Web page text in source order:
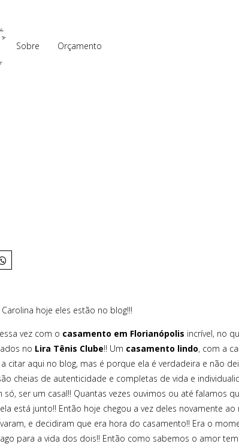
Sobre Orçamento
hoje eles estão no blog!!!
vez com o casamento em Florianópolis incrível, no
no Lira Tênis Clube!! Um casamento lindo, com a
citar aqui no blog, mas é porque ela é verdadeira e não
cheias de autenticidade e completas de vida e
ser um casal!! Quantas vezes ouvimos ou até falamos
está junto!! Então hoje chegou a vez deles novamente ao
e decidiram que era hora do casamento!! Era o
para a vida dos dois!! Então como sabemos o amor